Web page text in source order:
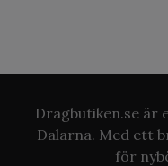
Dragbutiken.se
Dalarna. Med ett
för